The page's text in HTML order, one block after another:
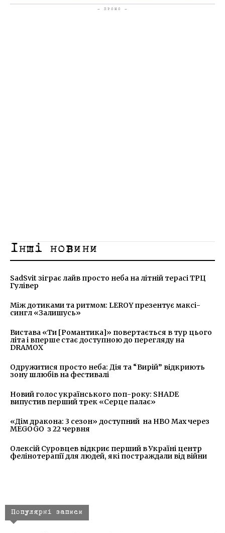
- ПРОМО -
Інші новини
SadSvit зіграє лайв просто неба на літній терасі ТРЦ
Гулівер
Між дотиками та ритмом: LEROY презентує максі-
сингл «Залишусь»
Вистава «Ти [Романтика]» повертається в тур цього
літа і вперше стає доступною до перегляду на
DRAMOX
Одружитися просто неба: Дія та “Вирій” відкриють
зону шлюбів на фестивалі
Новий голос українського поп-року: SHADE
випустив перший трек «Серце палає»
«Дім дракона: 3 сезон» доступний на HBO Max через
MEGOGO з 22 червня
Олексій Суровцев відкриє перший в Україні центр
фелінотерапії для людей, які постраждали від війни
Популярні записи